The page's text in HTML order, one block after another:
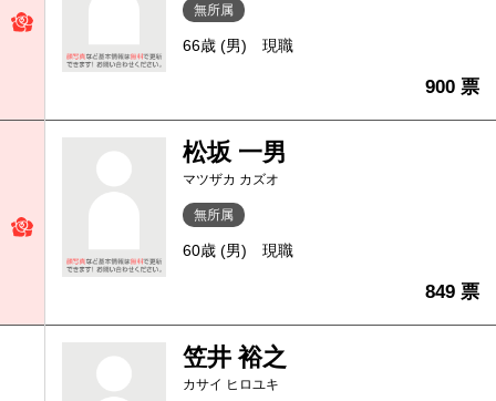
無所属
66歳 (男) 現職
900 票
松坂 一男
マツザカ カズオ
無所属
60歳 (男) 現職
849 票
笠井 裕之
カサイ ヒロユキ